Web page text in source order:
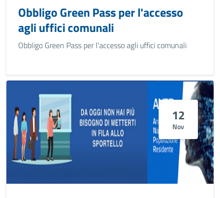
Obbligo Green Pass per l'accesso
agli uffici comunali
Obbligo Green Pass per l'accesso agli uffici comunali
12
Nov